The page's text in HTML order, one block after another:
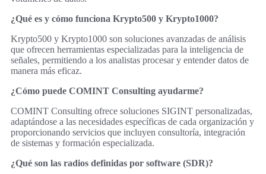
¿Qué es y cómo funciona Krypto500 y Krypto1000?
Krypto500 y Krypto1000 son soluciones avanzadas de análisis
que ofrecen herramientas especializadas para la inteligencia de
señales, permitiendo a los analistas procesar y entender datos de
manera más eficaz.
¿Cómo puede COMINT Consulting ayudarme?
COMINT Consulting ofrece soluciones SIGINT personalizadas,
adaptándose a las necesidades específicas de cada organización y
proporcionando servicios que incluyen consultoría, integración
de sistemas y formación especializada.
¿Qué son las radios definidas por software (SDR)?